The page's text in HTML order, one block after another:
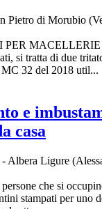
Pietro di Morubio
MACELLERIE
si tratta di due
32 del 2018 util...
e
casa
- Albera Ligure
che si
stampati per uno